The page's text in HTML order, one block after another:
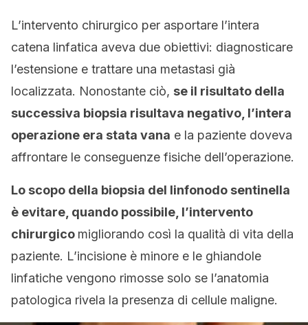
L’intervento chirurgico per asportare l’intera
catena linfatica aveva due obiettivi: diagnosticare
l’estensione e trattare una metastasi già
localizzata. Nonostante ciò, se il risultato della
successiva biopsia risultava negativo, l’intera
operazione era stata vana e la paziente doveva
affrontare le conseguenze fisiche dell’operazione.
Lo scopo della biopsia del linfonodo sentinella
è evitare, quando possibile, l’intervento
chirurgico migliorando così la qualità di vita della
paziente. L’incisione è minore e le ghiandole
linfatiche vengono rimosse solo se l’anatomia
patologica rivela la presenza di cellule maligne.